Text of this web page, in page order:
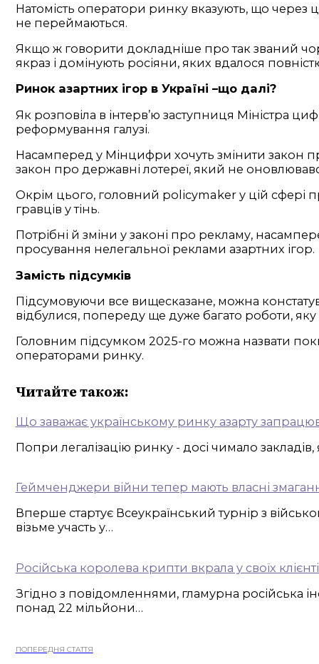
Натомість оператори ринку вказують, що через
не переймаються.
Якщо ж говорити докладніше про так званий
якраз і домінують росіяни, яких вдалося
Ринок азартних ігор в Україні –що далі?
Як розповіла в інтерв’ю заступниця Міністра
реформування галузі.
Насамперед у Мінцифри хочуть змінити закон
закон про державні лотереї, який не
Окрім цього, головний policymaker у цій сфері
гравців у тінь.
Потрібні й зміни у законі про рекламу,
просування нелегальної реклами азартних ігор.
Замість підсумків
Підсумовуючи все вищесказане, можна
відбулися, попереду ще дуже багато роботи,
Головним підсумком 2025-го можна назвати
операторами ринку.
Читайте також:
Що заважає українському ринку азарту
Попри легалізацію ринку - досі чимало
Геймченджери війни тепер мають власні
Вперше стартує Всеукраїнський турнір з
візьме участь у…
Російська королева крипти вкрала у своїх
Згідно з повідомленнями, гламурна російська
понад 22 мільйони…
ПОПЕРЕДНЯ СТАТТЯ